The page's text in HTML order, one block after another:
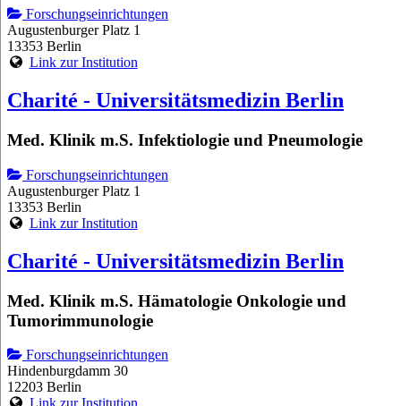
Forschungseinrichtungen
Augustenburger Platz 1
13353 Berlin
Link zur Institution
Charité - Universitätsmedizin Berlin
Med. Klinik m.S. Infektiologie und Pneumologie
Forschungseinrichtungen
Augustenburger Platz 1
13353 Berlin
Link zur Institution
Charité - Universitätsmedizin Berlin
Med. Klinik m.S. Hämatologie Onkologie und
Tumorimmunologie
Forschungseinrichtungen
Hindenburgdamm 30
12203 Berlin